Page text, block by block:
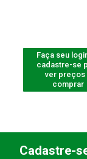
Faça seu
cadastre-se
ver preços
comprar
Cadastre-